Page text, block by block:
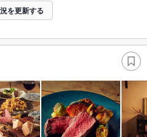
を更新する